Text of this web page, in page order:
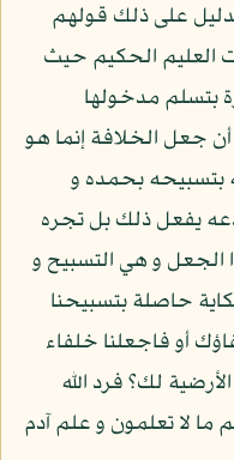
على ذلك قولهم
العليم الحكيم حيث
بتسلم مدخولها
جعل الخلافة إنما هو
بتسبيحه بحمده و
يفعل ذلك بل تجره
الجعل و هي التسبيح و
حاصلة بتسبيحنا
أو فاجعلنا خلفاء
لك؟ فرد الله
ما لا تعلمون و علم آدم